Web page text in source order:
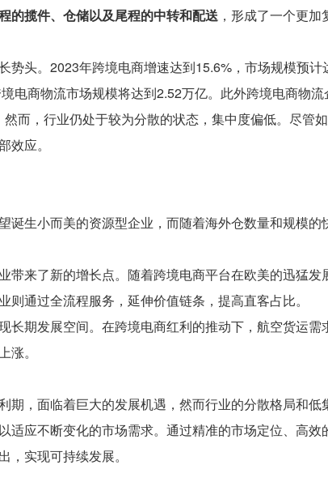
的揽件、仓储以及尾程的中转和配送 ，形成了一个更
势头。2023年跨境电商增速达到15.6%，市场规模预计
电商物流市场规模将达到2.52万亿。此外跨境电商物
而，行业仍处于较为分散的状态，集中度偏低。尽管
应。
诞生小而美的资源型企业，而随着海外仓数量和规模的
带来了新的增长点。随着跨境电商平台在欧美的迅猛发
通过全流程服务，延伸价值链条，提高直客占比。
长期发展空间。在跨境电商红利的推动下，航空货运需
。
，面临着巨大的发展机遇，然而行业的分散格局和低
应不断变化的市场需求。通过精准的市场定位、高效
实现可持续发展。